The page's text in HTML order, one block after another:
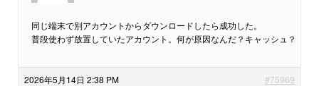
同じ端末で別アカウントからダウンロードしたら成功した。
普段使わず放置していたアカウント。何が原因なんだ？キャッシュ？
2026年5月14日 2:38 PM #75969